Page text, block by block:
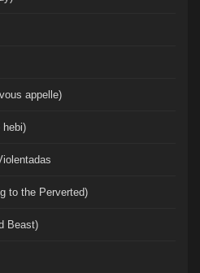
appelle)
hebi)
to the Perverted)
Beast)